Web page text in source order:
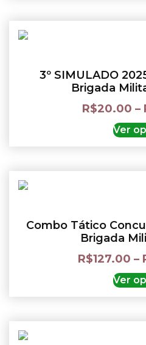
3º SIMULADO
Brigada
R$20.00 –
Ver
Combo Tático
Brigada
R$127.00 –
Ver